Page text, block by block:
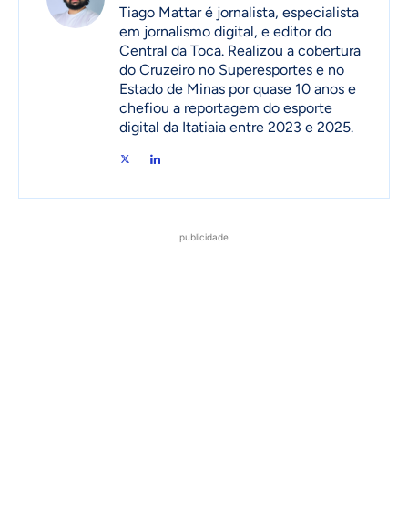
Tiago Mattar é jornalista, especialista
em jornalismo digital, e editor do
Central da Toca. Realizou a cobertura
do Cruzeiro no Superesportes e no
Estado de Minas por quase 10 anos e
chefiou a reportagem do esporte
digital da Itatiaia entre 2023 e 2025.
publicidade